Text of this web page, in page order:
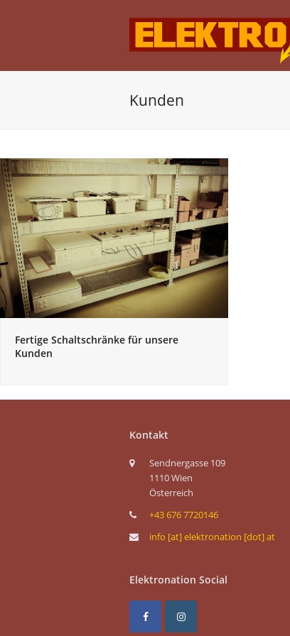
Kunden
Fertige Schaltschränke für unsere
Kunden
Kontakt
Sendnergasse 109
1110 Wien
Österreich
+43 676 7720146
info [at] elektronation [dot] at
Elektronation Social
F I